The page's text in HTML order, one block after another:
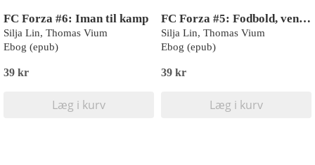
FC Forza #6: Iman til kamp
Silja Lin, Thomas Vium
Ebog (epub)
39 kr
Læg i kurv
FC Forza #5: Fodbold, venskab og sukkersyge
Silja Lin, Thomas Vium
Ebog (epub)
39 kr
Læg i kurv